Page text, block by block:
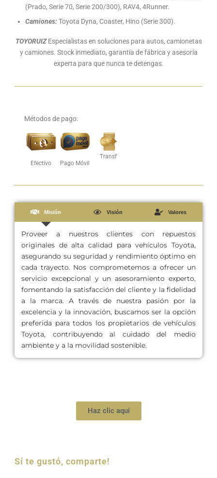
(Prado, Serie 70, Serie 200/300), RAV4, 4Runner.
Camiones:Toyota Dyna, Coaster, Hino (Serie 300).
TOYORUIZEspecialistas en soluciones para autos, camionetas
y camiones. Stock inmediato, garantía de fábrica y asesoría
experta para que nunca te detengas.
Métodos de pago:
Efectivo Pago Móvil
Transf
Misión Visión Valores
Proveer a nuestros clientes con repuestos
originales de alta calidad para vehículos Toyota,
asegurando su seguridad y rendimiento óptimo en
cada trayecto. Nos comprometemos a ofrecer un
servicio excepcional y un asesoramiento experto,
fomentando la satisfacción del cliente y la fidelidad
a la marca. A través de nuestra pasión por la
excelencia y la innovación, buscamos ser la opción
preferida para todos los propietarios de vehículos
Toyota, contribuyendo al cuidado del medio
ambiente y a la movilidad sostenible.
Haz clic aquí
Sí te gustó, comparte!